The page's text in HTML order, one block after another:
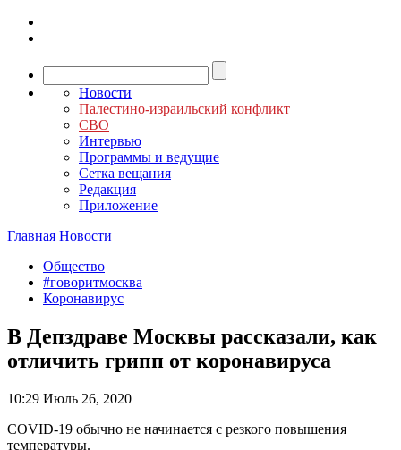
Новости
Палестино-израильский конфликт
СВО
Интервью
Программы и ведущие
Сетка вещания
Редакция
Приложение
Главная Новости
Общество
#говоритмосква
Коронавирус
В Депздраве Москвы рассказали, как
отличить грипп от коронавируса
10:29 Июль 26, 2020
COVID-19 обычно не начинается с резкого повышения
температуры.